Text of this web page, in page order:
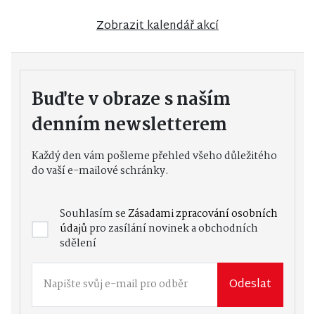
Zobrazit kalendář akcí
Buďte v obraze s naším
denním newsletterem
Každý den vám pošleme přehled všeho důležitého
do vaší e-mailové schránky.
Souhlasím seZásadami zpracování osobních
údajůpro zasílání novinek a obchodních
sdělení
Odeslat